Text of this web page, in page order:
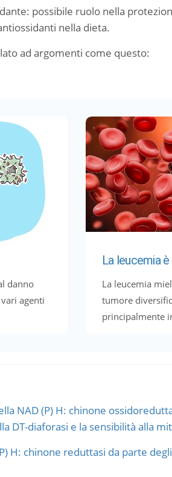
possibile ruolo nella
nella dieta.
ad argomenti come questo:
danno
agenti
La leucemia
La leucemia
tumore
principalmente
NAD (P) H: chinone
DT-diaforasi e la sensibilità alla
H: chinone reduttasi da parte